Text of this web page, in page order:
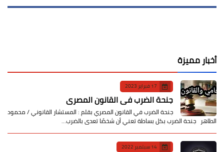
أخبار مميزة
17 فبراير 2023
جنحة الضرب في القانون المصري
جنحة الضرب في القانون المصري بقلم : المستشار القانوني / محمود
الطاهر جنحة الضرب بكل بساطة تعني أن شخصًا تعدى بالضرب…
14 سبتمبر 2022